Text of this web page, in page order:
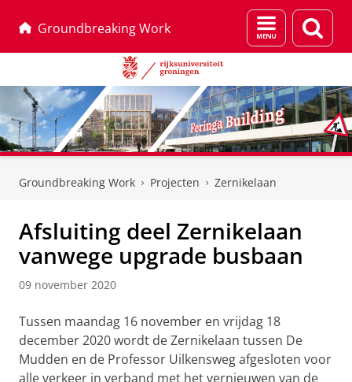
Groundbreaking Work
Menu
en
Groundbreaking Work Projecten Zernikelaan
Afsluiting deel Zernikelaan
vanwege upgrade busbaan
09 november 2020
Tussen maandag 16 november en vrijdag 18
december 2020 wordt de Zernikelaan tussen De
Mudden en de Professor Uilkensweg afgesloten voor
alle verkeer in verband met het vernieuwen van de